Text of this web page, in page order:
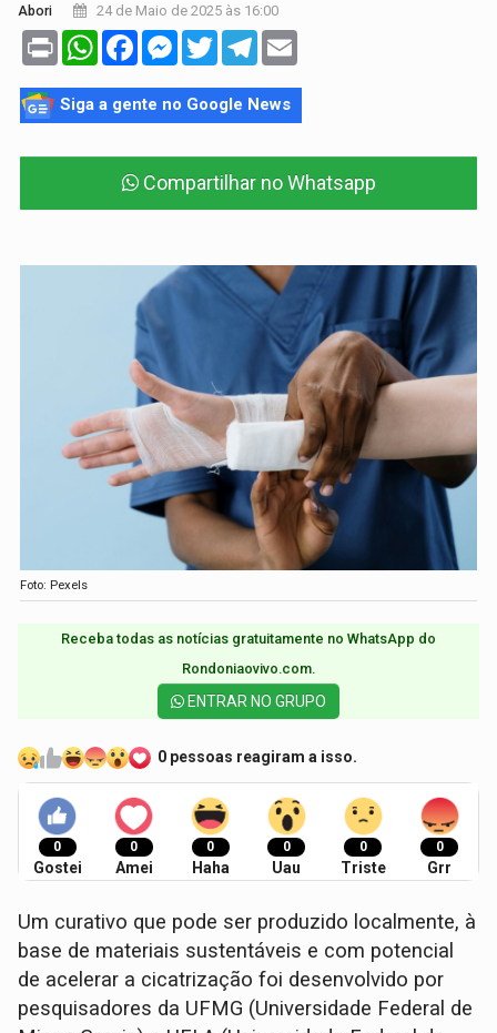
Abori 24 de Maio de 2025 às 16:00
Print WhatsAppFacebookMessenger
TwitterTelegram
Siga a gente no Google News
Compartilhar no Whatsapp
Foto: Pexels
Receba todas as notícias gratuitamente no WhatsApp do
Rondoniaovivo.com.​
ENTRAR NO GRUPO
0 pessoas reagiram a isso.
0
Gostei
0
Amei
0
Haha
0
Uau
0
Triste
0
Grr
Um curativo que pode ser produzido localmente, à
base de materiais sustentáveis e com potencial
de acelerar a cicatrização foi desenvolvido por
pesquisadores da UFMG (Universidade Federal de